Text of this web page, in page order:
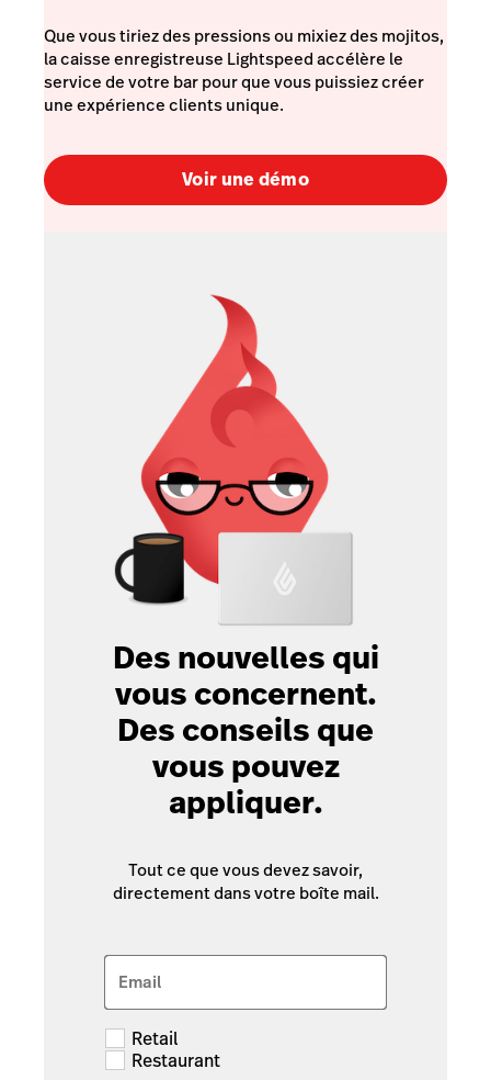
Que vous tiriez des pressions ou mixiez des mojitos,
la caisse enregistreuse Lightspeed accélère le
service de votre bar pour que vous puissiez créer
une expérience clients unique.
Voir une démo
Des nouvelles qui
vous concernent.
Des conseils que
vous pouvez
appliquer.
Tout ce que vous devez savoir,
directement dans votre boîte mail.
Email
Retail
Restaurant